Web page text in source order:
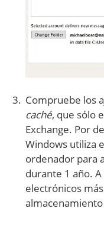
Compruebe los
caché, que sólo
Exchange. Por
Windows utiliza
ordenador para
durante 1 año.
electrónicos